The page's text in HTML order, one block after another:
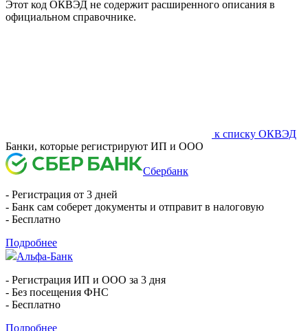
Этот код ОКВЭД не содержит расширенного описания в
официальном справочнике.
к списку ОКВЭД
Банки, которые регистрируют ИП и ООО
Сбербанк
- Регистрация от 3 дней
- Банк сам соберет документы и отправит в налоговую
- Бесплатно
Подробнее
Альфа-Банк
- Регистрация ИП и ООО за 3 дня
- Без посещения ФНС
- Бесплатно
Подробнее